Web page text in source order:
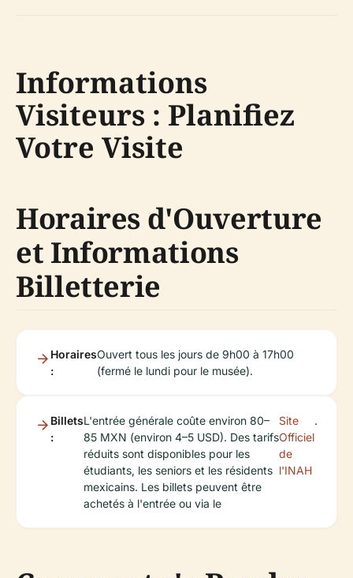
Informations
Visiteurs : Planifiez
Votre Visite
Horaires d'Ouverture
et Informations
Billetterie
Horaires
:
Ouvert tous les jours de 9h00 à 17h00
(fermé le lundi pour le musée).
Billets
:
L'entrée générale coûte environ 80–
85 MXN (environ 4–5 USD). Des tarifs
réduits sont disponibles pour les
étudiants, les seniors et les résidents
mexicains. Les billets peuvent être
achetés à l'entrée ou via le
Site
Officiel
de
l'INAH
.